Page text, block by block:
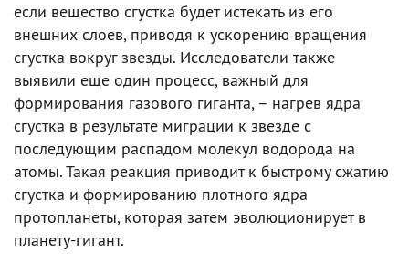
если вещество сгустка будет истекать из его
внешних слоев, приводя к ускорению вращения
сгустка вокруг звезды. Исследователи также
выявили еще один процесс, важный для
формирования газового гиганта, – нагрев ядра
сгустка в результате миграции к звезде с
последующим распадом молекул водорода на
атомы. Такая реакция приводит к быстрому сжатию
сгустка и формированию плотного ядра
протопланеты, которая затем эволюционирует в
планету-гигант.